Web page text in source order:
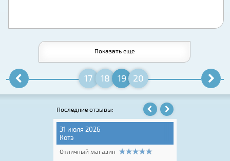
Показать еще
17 18 19 20
Последние отзывы:
31 июля 2026
Котэ
Отличный магазин